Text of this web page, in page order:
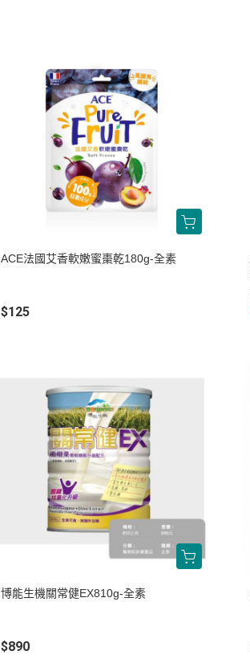
ACE法國艾香軟嫩蜜棗乾180g-全素
$125
博能生機關常健EX810g-全素
$890